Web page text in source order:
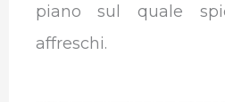
piano sul quale
affreschi.